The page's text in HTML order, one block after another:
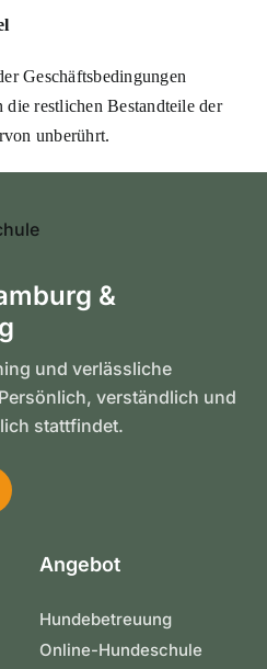
Geschäftsbedingungen
restlichen Bestandteile der
unberührt.
&
und verlässliche
verständlich und
stattfindet.
Angebot
Hundebetreuung
Online-Hundeschule